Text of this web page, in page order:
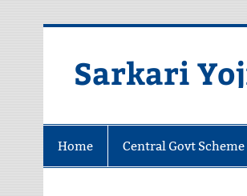
Sarkari
Home Central Govt Scheme